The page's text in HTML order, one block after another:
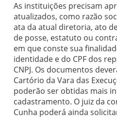
As instituições precisam
atualizados, como razão
ata da atual diretoria, ato
de posse, estatuto ou
em que conste sua
identidade e do CPF dos
CNPJ. Os documentos
Cartório da Vara das
poderão ser obtidas mais
cadastramento. O juiz da
Cunha poderá ainda